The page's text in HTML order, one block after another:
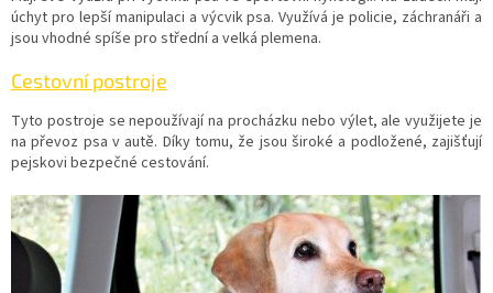
úchyt pro lepší manipulaci a výcvik psa. Využívá je policie, záchranáři a
jsou vhodné spíše pro střední a velká plemena.
Cestovní postroje
Tyto postroje se nepoužívají na procházku nebo výlet, ale využijete je
na převoz psa v autě. Díky tomu, že jsou široké a podložené, zajišťují
pejskovi bezpečné cestování.